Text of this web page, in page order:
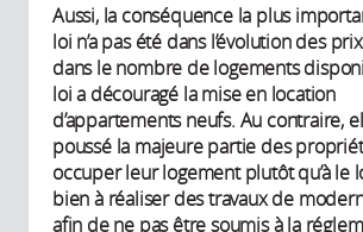
Aussi, la conséquence la plus
loi n’a pas été dans l’évolution des
dans le nombre de logements
loi a découragé la mise en location
d’appartements neufs. Au contraire,
poussé la majeure partie des
occuper leur logement plutôt qu’à le
bien à réaliser des travaux de
afin de ne pas être soumis à la